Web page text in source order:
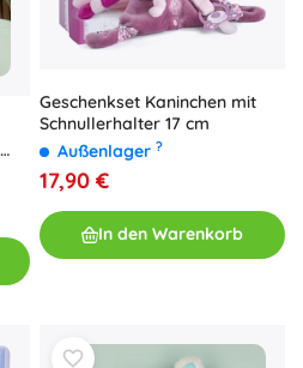
Geschenkset Kaninchen mit
Schnullerhalter 17 cm
Außenlager ?
17,90 €
In den Warenkorb